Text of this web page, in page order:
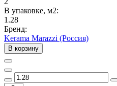
В упаковке, м2:
1.28
Бренд:
Kerama Marazzi (Россия)
В корзину